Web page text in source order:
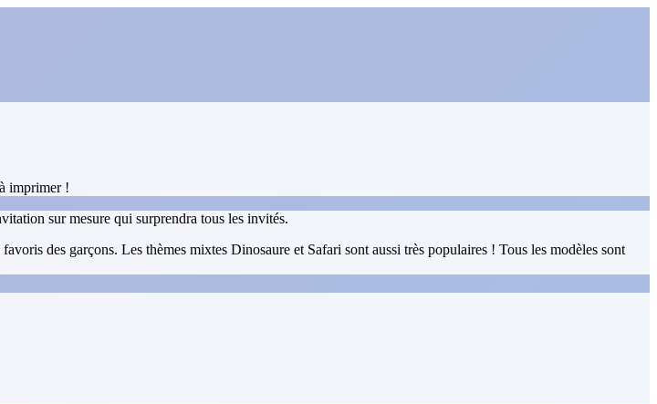
imprimer !
sur mesure qui surprendra tous les invités.
des garçons. Les thèmes mixtes Dinosaure et Safari sont aussi très populaires ! Tous les modèles sont